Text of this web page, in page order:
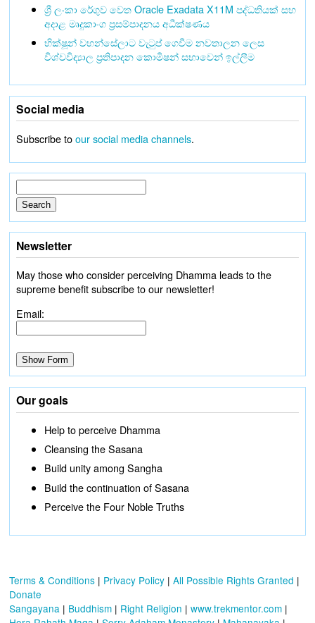
ශ්‍රී ලංකා රේගුව වෙත Oracle Exadata X11M පද්ධතියක් සහ
අදාළ මෘදුකාංග ප්‍රසම්පාදනය අධීක්ෂණය
භික්ෂූන් වහන්සේලාට වැටුප් ගෙවීම නවතාලන ලෙස
විශ්වවිද්‍යාල ප්‍රතිපාදන කොමිෂන් සභාවෙන් ඉල්ලීම
Social media
Subscribe toour social media channels.
Newsletter
May those who consider perceiving Dhamma leads to the
supreme benefit subscribe to our newsletter!
Email:
Our goals
Help to perceive Dhamma
Cleansing the Sasana
Build unity among Sangha
Build the continuation of Sasana
Perceive the Four Noble Truths
Terms & Conditions | Privacy Policy | All Possible Rights Granted |
Donate
Sangayana | Buddhism | Right Religion | www.trekmentor.com |